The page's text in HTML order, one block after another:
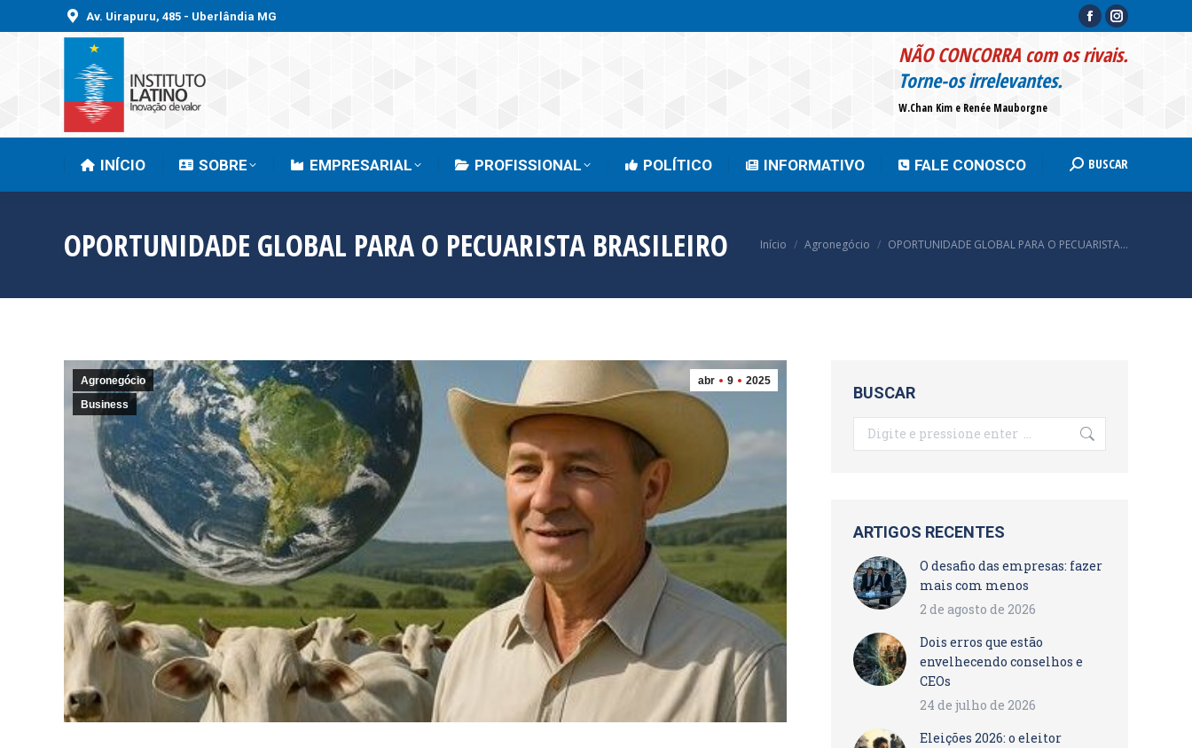
Av. Uirapuru, 485 - Uberlândia MG
Facebook
page
window
Instagram
page
window
NÃO CONCORRA com os rivais.
Torne-os irrelevantes.
W.Chan Kim e Renée Mauborgne
INÍCIO SOBRE EMPRESARIAL PROFISSIONAL POLÍTICO INFORMATIVO FALE CONOSCO Search:
BUSCAR
OPORTUNIDADE GLOBAL PARA O PECUARISTA BRASILEIRO Você está aqui:
Início Agronegócio OPORTUNIDADE GLOBAL PARA O PECUARISTA…
abr 9 2025
Agronegócio
Business
BUSCAR
Search:
ARTIGOS RECENTES
O desafio das empresas: fazer
mais com menos
2 de agosto de 2026
Dois erros que estão
envelhecendo conselhos e
CEOs
24 de julho de 2026
Eleições 2026: o eleitor
FALE CONOSCO Search:
BUSCAR